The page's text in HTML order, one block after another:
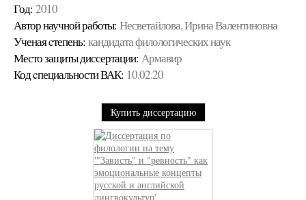
Год: 2010
Автор научной работы: Несветайлова, Ирина Валентиновна
Ученая cтепень: кандидата филологических наук
Место защиты диссертации: Армавир
Код cпециальности ВАК: 10.02.20
Купить диссертацию